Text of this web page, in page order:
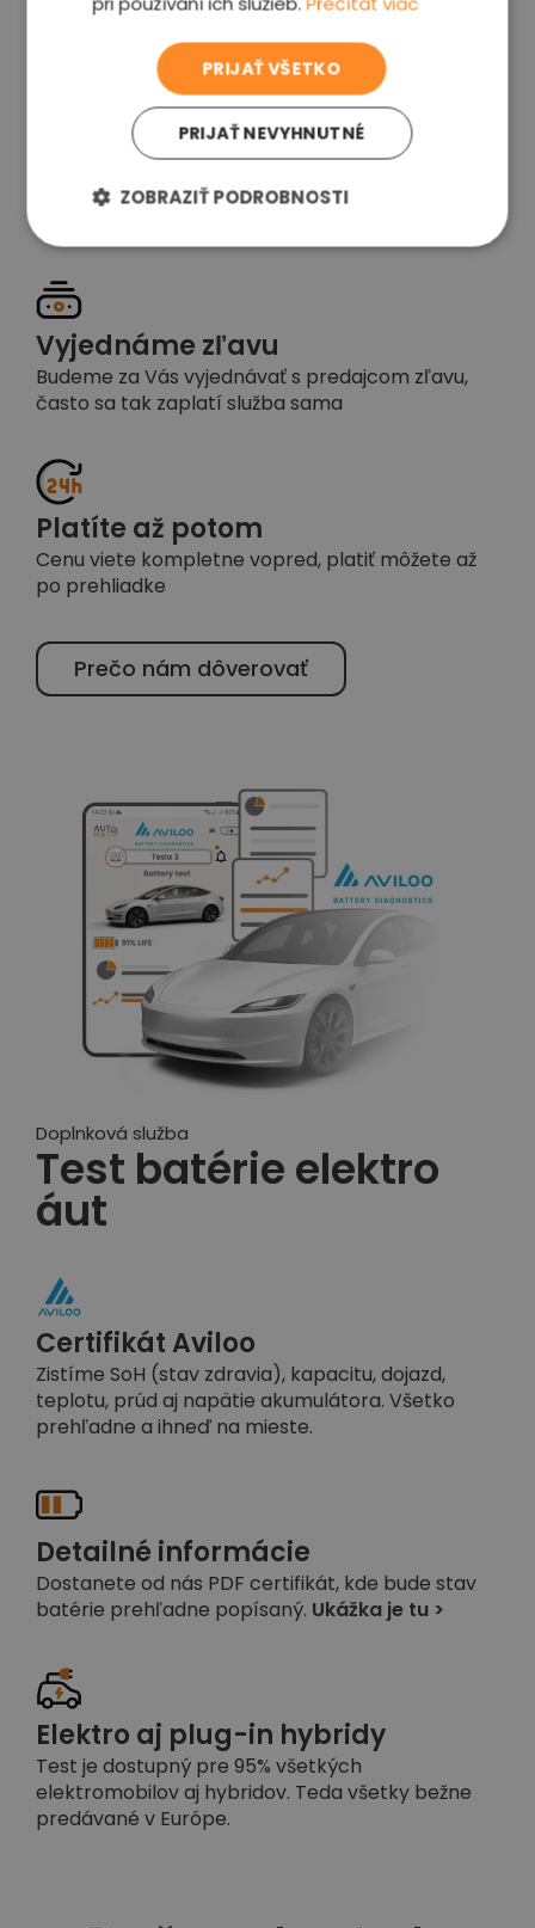
voľba
Garancia spokojnosti
Pokiaľ nebudete s našou prácou spokojní,
Vyjednáme zľavu
Budeme za Vás vyjednávať s predajcom zľavu,
často sa tak zaplatí služba sama
Platíte až potom
Cenu viete kompletne vopred, platiť môžete až
po prehliadke
Prečo nám dôverovať
Doplnková služba
Test batérie elektro
áut
Certifikát Aviloo
Zistíme SoH (stav zdravia), kapacitu, dojazd,
teplotu, prúd aj napätie akumulátora. Všetko
prehľadne a ihneď na mieste.
Detailné informácie
Dostanete od nás PDF certifikát, kde bude stav
batérie prehľadne popísaný. Ukážka je tu >
Elektro aj plug-in hybridy
Test je dostupný pre 95% všetkých
elektromobilov aj hybridov. Teda všetky bežne
predávané v Európe.
PRIJAŤ VŠETKO
PRIJAŤ NEVYHNUTNÉ
ZOBRAZIŤ PODROBNOSTI